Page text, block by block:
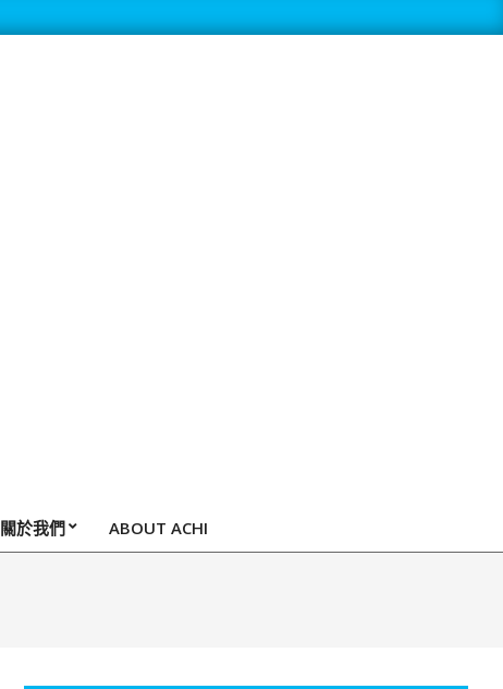
關於我們 ABOUT ACHI